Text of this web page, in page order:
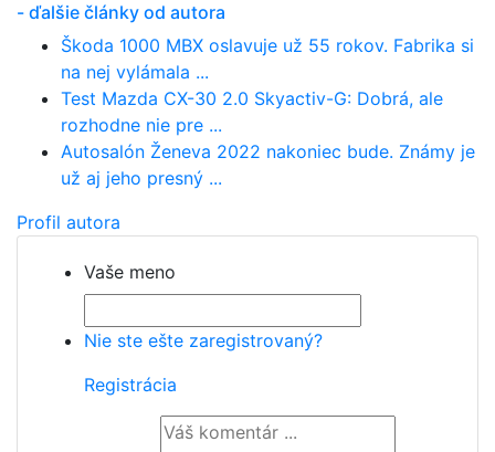
- ďalšie články od autora
Škoda 1000 MBX oslavuje už 55 rokov. Fabrika si
na nej vylámala ...
Test Mazda CX-30 2.0 Skyactiv-G: Dobrá, ale
rozhodne nie pre ...
Autosalón Ženeva 2022 nakoniec bude. Známy je
už aj jeho presný ...
Profil autora
Vaše meno
Nie ste ešte zaregistrovaný?
Registrácia